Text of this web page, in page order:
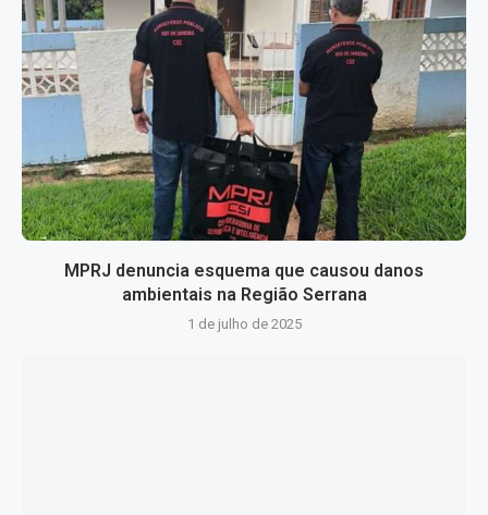
MPRJ denuncia esquema que causou danos
ambientais na Região Serrana
1 de julho de 2025